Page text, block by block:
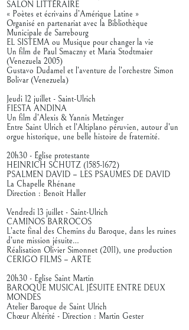
SALON LITTÉRAIRE
« Poètes et écrivains d’Amérique Latine »
Organisé en partenariat avec la Bibliothèque
Municipale de Sarrebourg
EL SISTEMA ou Musique pour changer la vie
Un film de Paul Smaczny et Maria Stodtmaier
(Venezuela 2005)
Gustavo Dudamel et l’aventure de l’orchestre Simon
Bolivar (Venezuela)
Jeudi 12 juillet - Saint-Ulrich
FIESTA ANDINA
Un film d’Alexis & Yannis Metzinger
Entre Saint Ulrich et l’Altiplano péruvien, autour d’un
orgue historique, une belle histoire de fraternité.
20h30 - Église protestante
HEINRICH SCHÜTZ (1585-1672)
PSALMEN DAVID – LES PSAUMES DE DAVID
La Chapelle Rhénane
Direction : Benoît Haller
Vendredi 13 juillet - Saint-Ulrich
CAMINOS BARROCOS
L’acte final des Chemins du Baroque, dans les ruines
d’une mission jésuite…
Réalisation Olivier Simonnet (2011), une production
CERIGO FILMS – ARTE
20h30 - Église Saint Martin
BAROQUE MUSICAL JÉSUITE ENTRE DEUX
MONDES
Atelier Baroque de Saint Ulrich
Chœur Altérité - Direction : Martin Gester